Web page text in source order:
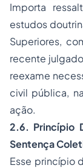
Importa
estudos
Superiores,
recente
reexame
civil pública,
ação.
2.6. Princípio
Sentença
Esse princípio